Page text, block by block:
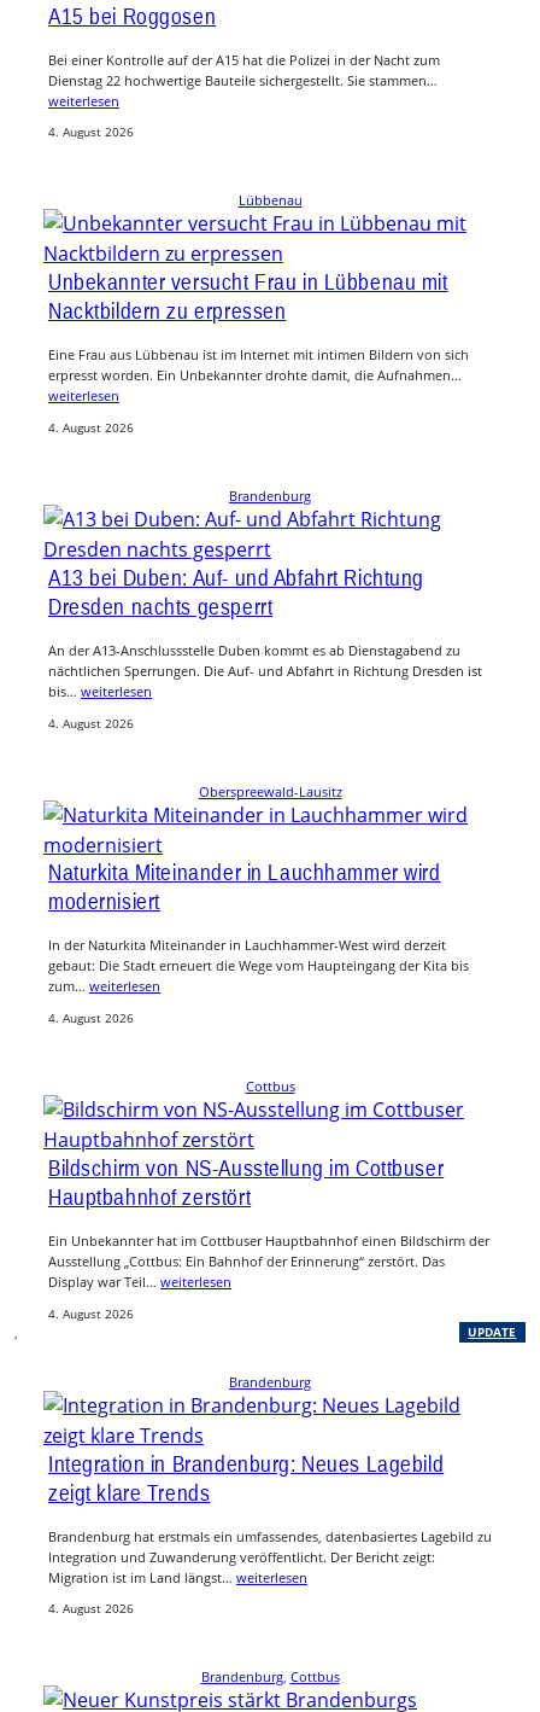
A15 bei Roggosen
Bei einer Kontrolle auf der A15 hat die Polizei in der Nacht zum
Dienstag 22 hochwertige Bauteile sichergestellt. Sie stammen…
weiterlesen
4. August 2026
Lübbenau
Unbekannter versucht Frau in Lübbenau mit
Nacktbildern zu erpressen
Eine Frau aus Lübbenau ist im Internet mit intimen Bildern von sich
erpresst worden. Ein Unbekannter drohte damit, die Aufnahmen…
weiterlesen
4. August 2026
Brandenburg
A13 bei Duben: Auf- und Abfahrt Richtung
Dresden nachts gesperrt
An der A13-Anschlussstelle Duben kommt es ab Dienstagabend zu
nächtlichen Sperrungen. Die Auf- und Abfahrt in Richtung Dresden ist
bis… weiterlesen
4. August 2026
Oberspreewald-Lausitz
Naturkita Miteinander in Lauchhammer wird
modernisiert
In der Naturkita Miteinander in Lauchhammer-West wird derzeit
gebaut: Die Stadt erneuert die Wege vom Haupteingang der Kita bis
zum… weiterlesen
4. August 2026
Cottbus
UPDATE
Bildschirm von NS-Ausstellung im Cottbuser
Hauptbahnhof zerstört
Ein Unbekannter hat im Cottbuser Hauptbahnhof einen Bildschirm der
Ausstellung „Cottbus: Ein Bahnhof der Erinnerung“ zerstört. Das
Display war Teil… weiterlesen
4. August 2026
Brandenburg
Integration in Brandenburg: Neues Lagebild
zeigt klare Trends
Brandenburg hat erstmals ein umfassendes, datenbasiertes Lagebild zu
Integration und Zuwanderung veröffentlicht. Der Bericht zeigt:
Migration ist im Land längst… weiterlesen
4. August 2026
Brandenburg, Cottbus